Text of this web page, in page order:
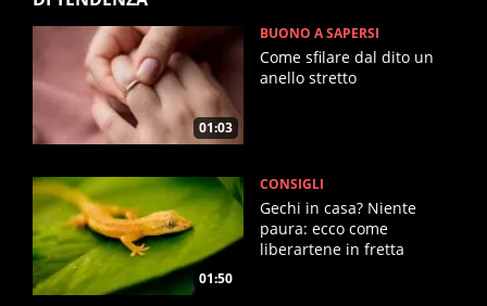
01:03
BUONO A SAPERSI
Come sfilare dal dito un
anello stretto
01:50
CONSIGLI
Gechi in casa? Niente
paura: ecco come
liberartene in fretta